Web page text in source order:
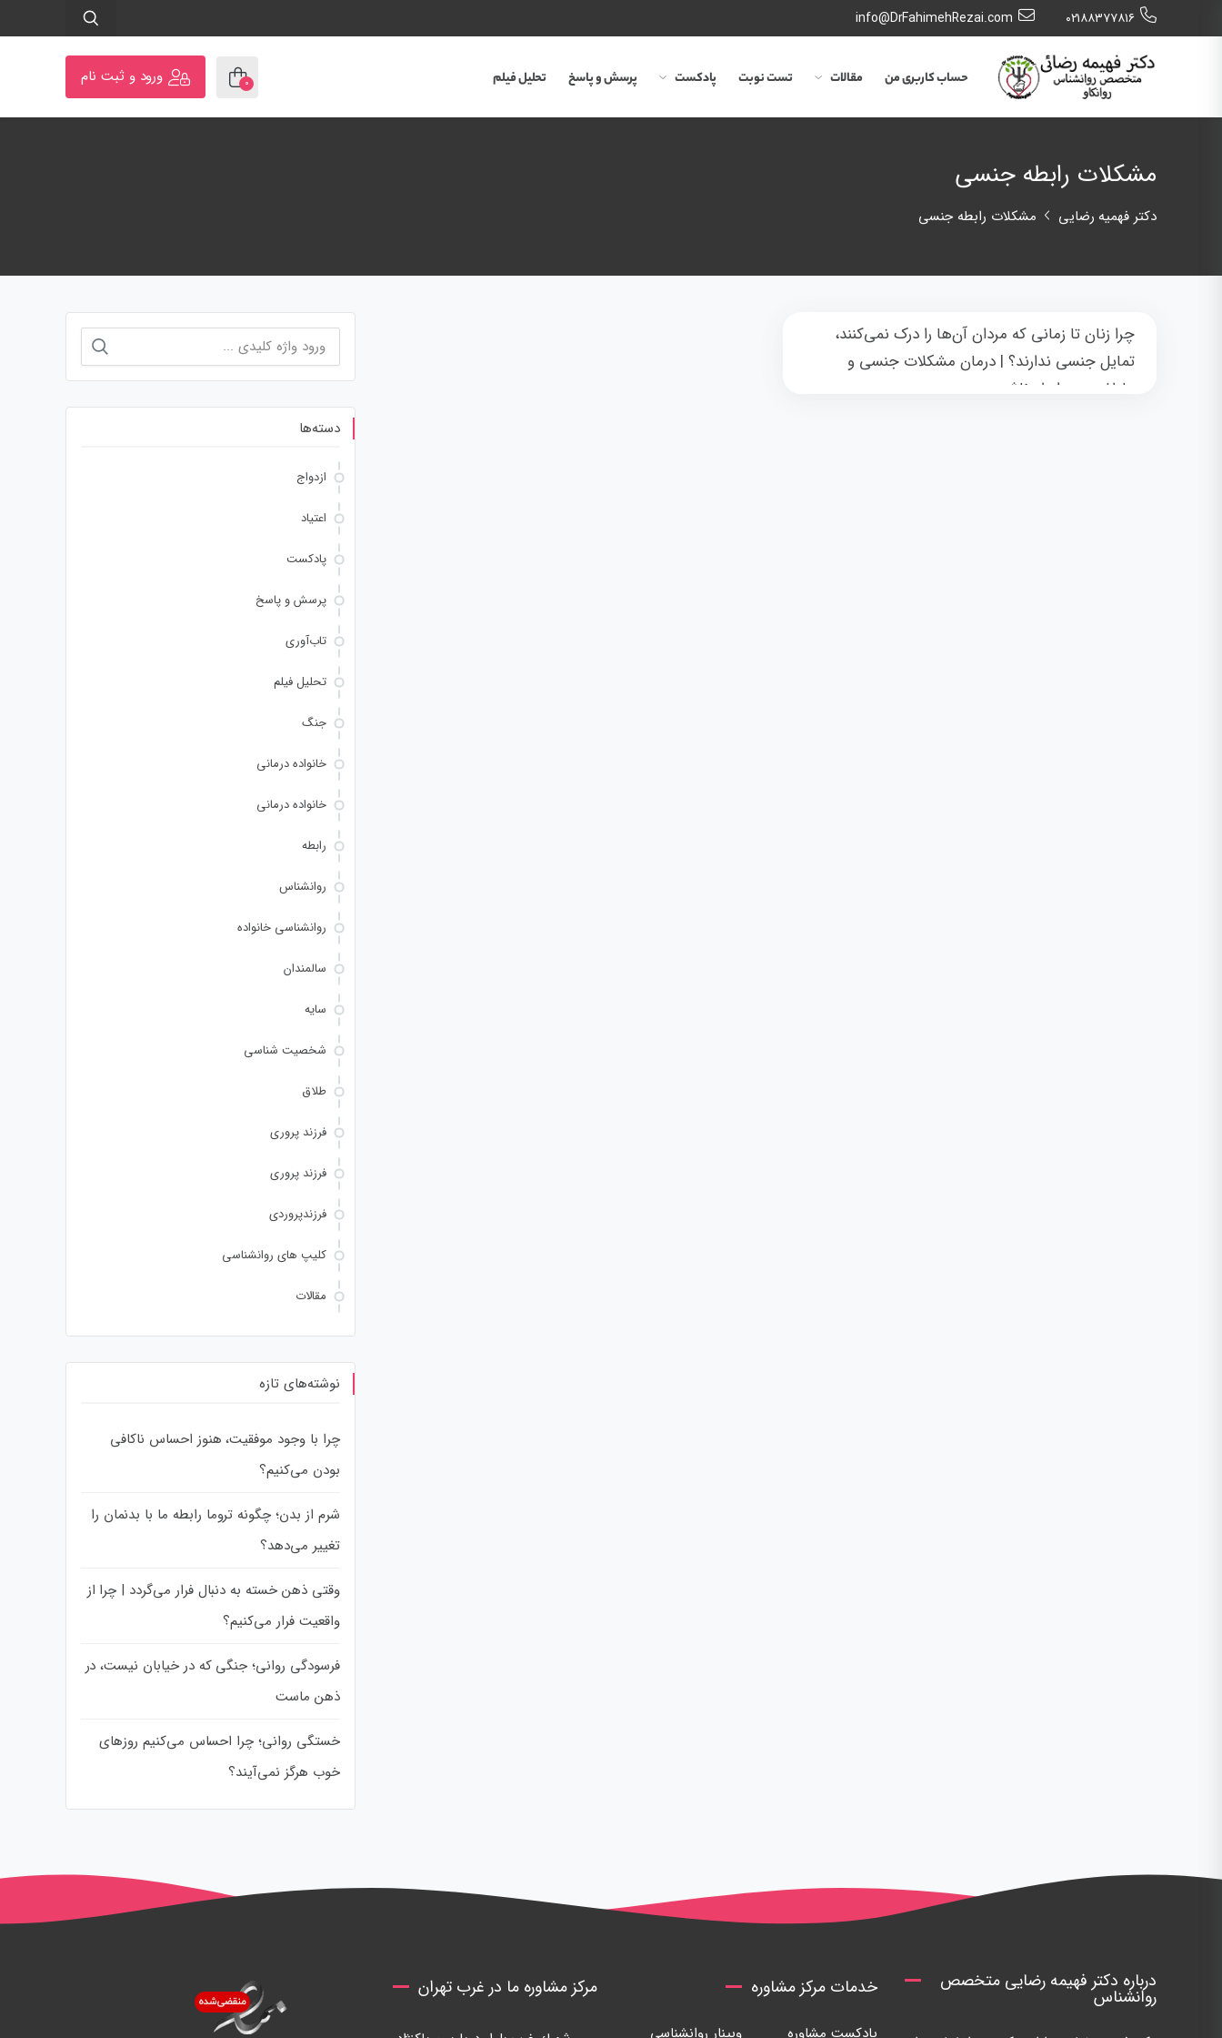
٠٢١٨٨٣٧٧٨١٦ info@DrFahimehRezai.com
حساب کاربری من مقالات تست نوبت پادکست پرسش و پاسخ تحلیل فیلم ۰ ورود و ثبت نام
مشکلات رابطه جنسی
دکتر فهمیه رضایی مشکلات رابطه جنسی
چرا زنان تا زمانی که مردان آن‌ها را درک نمی‌کنند،
تمایل جنسی ندارند؟ | درمان مشکلات جنسی و
عاطفی در روابط زناشویی
جستجو
برای:
دسته‌ها
ازدواج
اعتیاد
پادکست
پرسش و پاسخ
تاب‌آوری
تحلیل فیلم
جنگ
خانواده درمانی
خانواده درمانی
رابطه
روانشناس
روانشناسی خانواده
سالمندان
سایه
شخصیت شناسی
طلاق
فرزند پروری
فرزند پروری
فرزندپروردی
کلیپ های روانشناسی
مقالات
نوشته‌های تازه
چرا با وجود موفقیت، هنوز احساس ناکافی
بودن می‌کنیم؟
شرم از بدن؛ چگونه تروما رابطه ما با بدنمان را
تغییر می‌دهد؟
وقتی ذهن خسته به دنبال فرار می‌گردد | چرا از
واقعیت فرار می‌کنیم؟
فرسودگی روانی؛ جنگی که در خیابان نیست، در
ذهن ماست
خستگی روانی؛ چرا احساس می‌کنیم روزهای
خوب هرگز نمی‌آیند؟
درباره دکتر فهیمه رضایی متخصص
روانشناس خدمات مرکز مشاوره
پادکست مشاوره وبینار روانشناسی
مرکز مشاوره ما در غرب تهران